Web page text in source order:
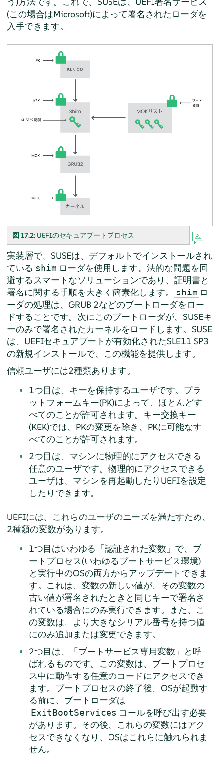
(この場合はMicrosoft)によって署名されたローダを
入手できます。
図 17.2: UEFIのセキュアブートプロセス
実装層で、SUSEは、デフォルトでインストールされ
ている shim ローダを使用します。法的な問題を回
避するスマートなソリューションであり、証明書と
署名に関する手順を大きく簡素化します。
shim ロ
ーダの処理は、GRUB 2などのブートローダをロー
ドすることです。次にこのブートローダが、SUSEキ
ーのみで署名されたカーネルをロードします。 SUSE
は、UEFIセキュアブートが有効化されたSLE11 SP3
の新規インストールで、この機能を提供します。
信頼ユーザには2種類あります。
1つ目は、キーを保持するユーザです。プラ
ットフォームキー(PK)によって、ほとんどす
べてのことが許可されます。キー交換キー
(KEK)では、PKの変更を除き、PKに可能なす
べてのことが許可されます。
2つ目は、マシンに物理的にアクセスできる
任意のユーザです。物理的にアクセスできる
ユーザは、マシンを再起動したりUEFIを設定
したりできます。
UEFIには、これらのユーザのニーズを満たすため、
2種類の変数があります。
1つ目はいわゆる 「認証された変数 」 で、ブ
ートプロセス(いわゆるブートサービス環境)
と実行中のOSの両方からアップデートできま
す。これは、変数の新しい値が、その変数の
古い値が署名されたときと同じキーで署名さ
れている場合にのみ実行できます。また、こ
の変数は、より大きなシリアル番号を持つ値
にのみ追加または変更できます。
2つ目は、
「ブートサービス専用変数 」 と呼
ばれるものです。この変数は、ブートプロセ
ス中に動作する任意のコードにアクセスでき
ます。ブートプロセスの終了後、OSが起動す
る前に、ブートローダは
ExitBootServices コールを呼び出す必要
があります。その後、これらの変数にはアク
セスできなくなり、OSはこれらに触れられま
せん。